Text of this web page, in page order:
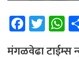
Fa
ce
T
wi
W
h
मंगळवेढा टाईम्स